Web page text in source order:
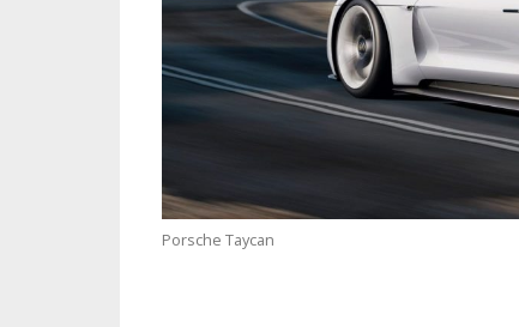
Porsche Taycan